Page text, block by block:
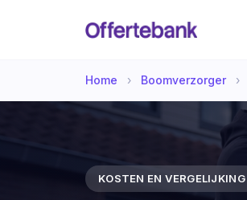
Home › Boomverzorger ›
KOSTEN EN VERGELIJKING